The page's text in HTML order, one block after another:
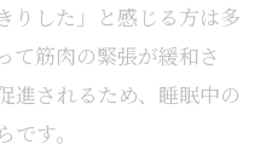
りした」と感じる方は多
て筋肉の緊張が緩和さ
進されるため、睡眠中の
す。